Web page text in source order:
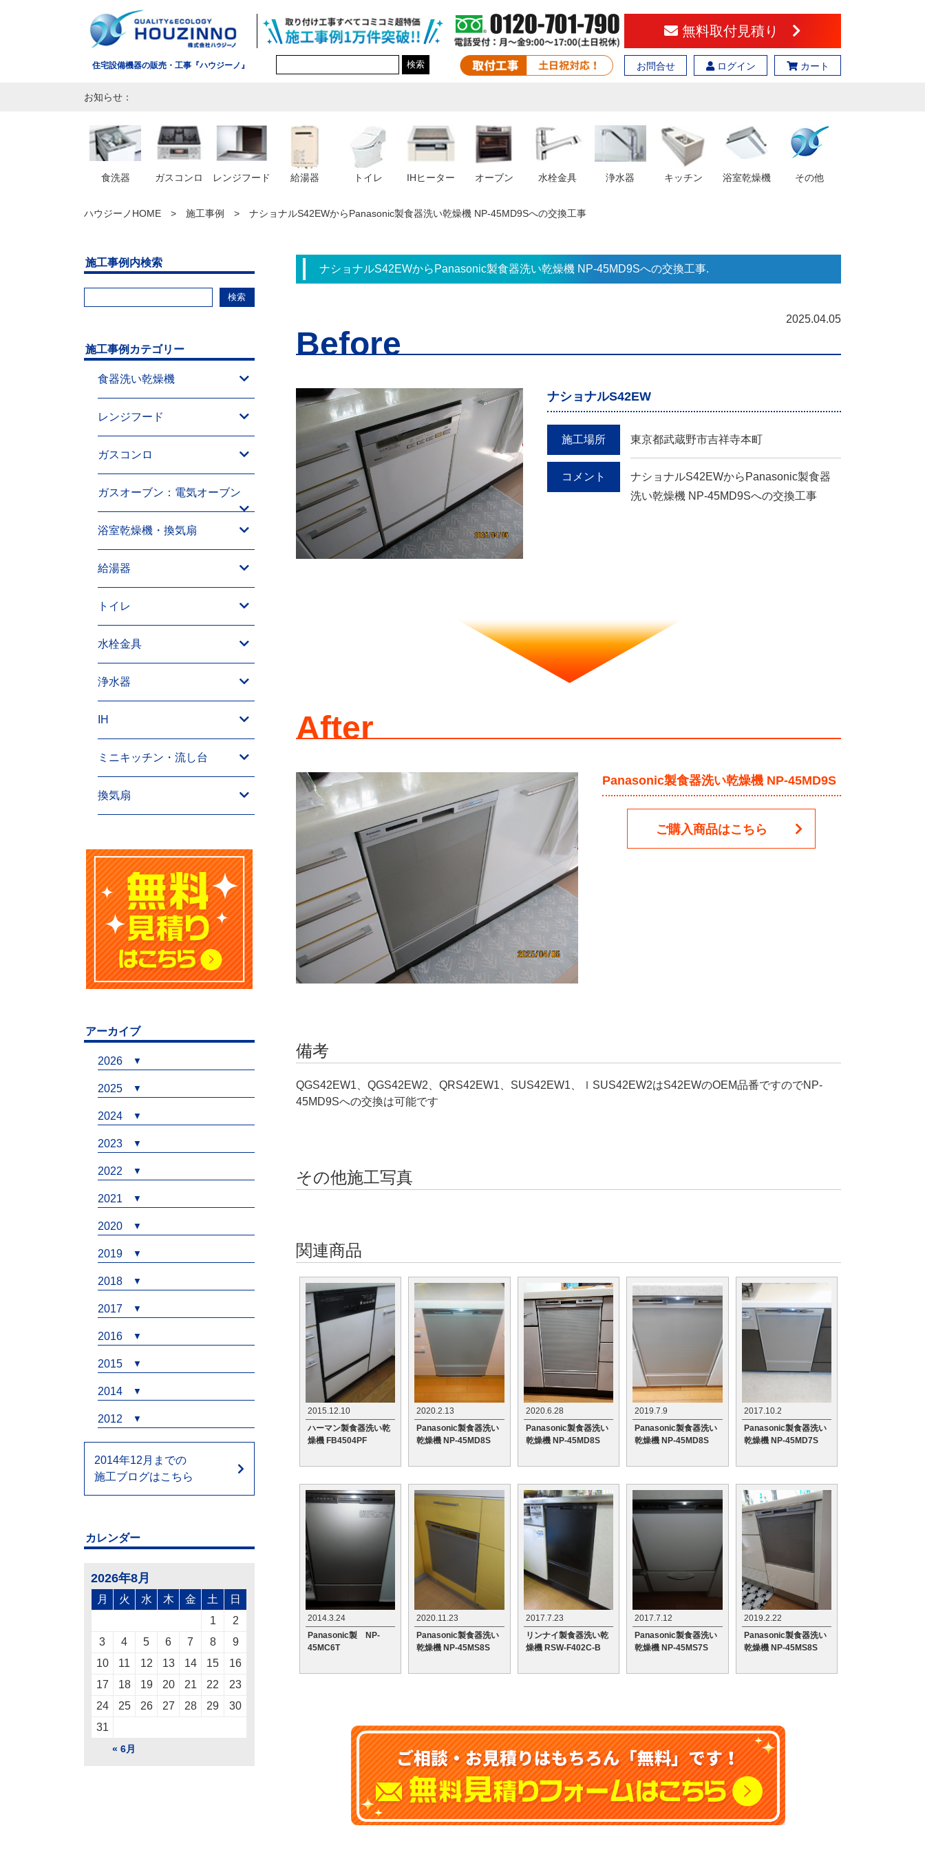
住宅設備機器の販売・工事『ハウジーノ』 検索
無料取付見積り
お問合せ ログイン カート
お知らせ：
食洗器 ガスコンロ レンジフード 給湯器 トイレ IHヒーター オーブン 水栓金具 浄水器 キッチン 浴室乾燥機 その他
ハウジーノHOME 施工事例 ナショナルS42EWからPanasonic製食器洗い乾燥機 NP-45MD9Sへの交換工事
ナショナルS42EWからPanasonic製食器洗い乾燥機 NP-45MD9Sへの交換工事.
2025.04.05
Before
ナショナルS42EW
施工場所 東京都武蔵野市吉祥寺本町
コメント
ナショナルS42EWからPanasonic製食器
洗い乾燥機 NP-45MD9Sへの交換工事
After
Panasonic製食器洗い乾燥機 NP-45MD9S
ご購入商品はこちら
備考
QGS42EW1、QGS42EW2、QRS42EW1、SUS42EW1、ｌSUS42EW2はS42EWのOEM品番ですのでNP-
45MD9Sへの交換は可能です
その他施工写真
関連商品
2015.12.10
ハーマン製食器洗い乾
燥機 FB4504PF
2020.2.13
Panasonic製食器洗い
乾燥機 NP-45MD8S
2020.6.28
Panasonic製食器洗い
乾燥機 NP-45MD8S
2019.7.9
Panasonic製食器洗い
乾燥機 NP-45MD8S
2017.10.2
Panasonic製食器洗い
乾燥機 NP-45MD7S
2014.3.24
Panasonic製 NP-
45MC6T
2020.11.23
Panasonic製食器洗い
乾燥機 NP-45MS8S
2017.7.23
リンナイ製食器洗い乾
燥機 RSW-F402C-B
2017.7.12
Panasonic製食器洗い
乾燥機 NP-45MS7S
2019.2.22
Panasonic製食器洗い
乾燥機 NP-45MS8S
施工事例内検索
検索
施工事例カテゴリー
食器洗い乾燥機
レンジフード
ガスコンロ
ガスオーブン：電気オーブン
浴室乾燥機・換気扇
給湯器
トイレ
水栓金具
浄水器
IH
ミニキッチン・流し台
換気扇
アーカイブ
2026
2025
2024
2023
2022
2021
2020
2019
2018
2017
2016
2015
2014
2012
2014年12月までの
施工ブログはこちら
カレンダー
2026年8月
月 火 水 木 金 土 日
« 6月
1
2
3
4 5 6 7 8
9
10
11 12 13 14 15
16
17
18 19 20 21 22
23
24
25 26 27 28 29
30
31